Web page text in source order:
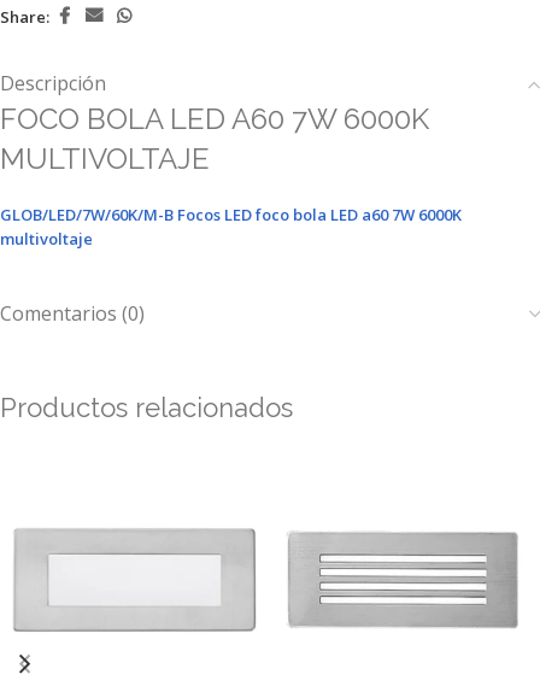
Share:
Descripción
FOCO BOLA LED A60 7W 6000K
MULTIVOLTAJE
GLOB/LED/7W/60K/M-B Focos LED foco bola LED a60 7W 6000K
multivoltaje
Comentarios (0)
Productos relacionados